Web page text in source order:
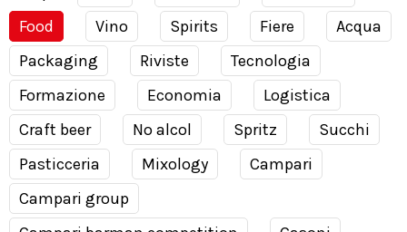
Food
Vino Spirits Fiere
Acqua
Packaging
Riviste
Tecnologia
Formazione
Economia
Logistica
Craft beer
No alcol Spritz
Succhi
Pasticceria
Mixology
Campari
Campari group